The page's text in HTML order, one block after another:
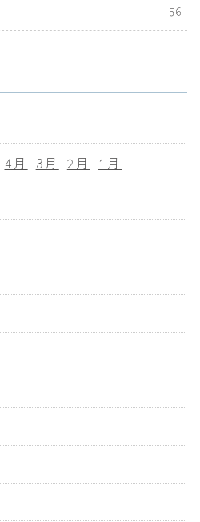
56
4月 3月 2月 1月